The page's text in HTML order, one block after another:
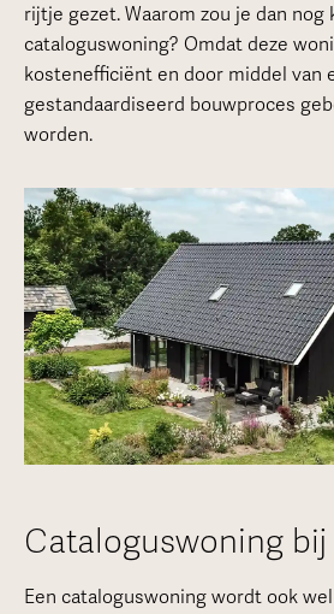
rijtje gezet. Waarom zou je dan nog
cataloguswoning? Omdat deze
kostenefficiënt en door middel van
gestandaardiseerd bouwproces
worden.
Cataloguswoning
Een cataloguswoning wordt ook